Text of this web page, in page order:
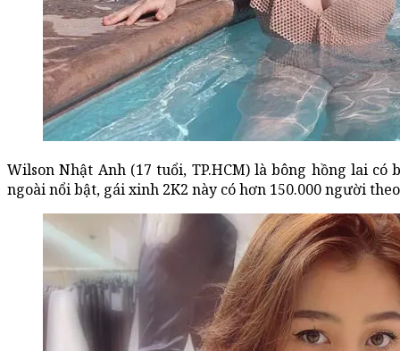
Wilson Nhật Anh (17 tuổi, TP.HCM) là bông hồng lai
ngoài nổi bật, gái xinh 2K2 này có hơn 150.000 người